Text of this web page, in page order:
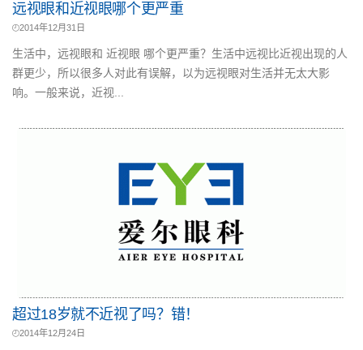
远视眼和近视眼哪个更严重
2014年12月31日
生活中，远视眼和 近视眼 哪个更严重？生活中远视比近视出现的人
群更少，所以很多人对此有误解，以为远视眼对生活并无太大影
响。一般来说，近视...
超过18岁就不近视了吗？错！
2014年12月24日